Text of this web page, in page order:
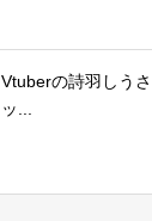
Vtuberの詩羽しう
ッ...